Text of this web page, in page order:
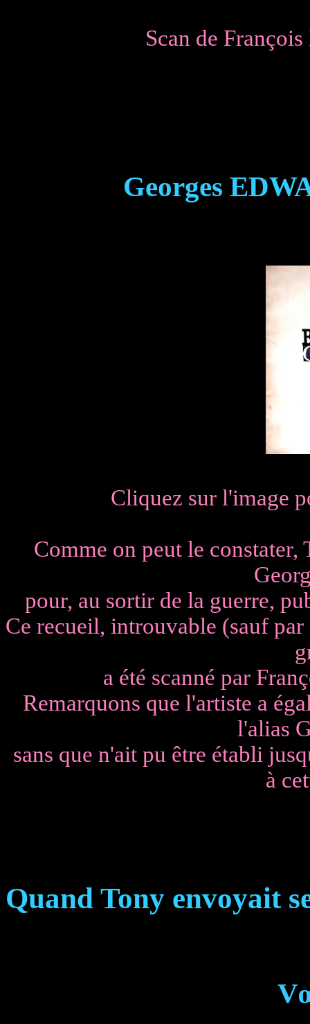
Scan de
Georges
Cliquez sur l'image
Comme on peut le
pour, au sortir de la guerre,
Ce recueil, introuvable (sauf
a été scanné par
Remarquons que l'artiste a
l'alias
sans que n'ait pu être établi
à
Quand Tony envoyait